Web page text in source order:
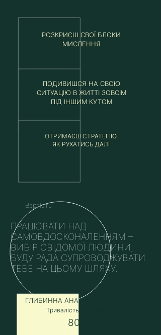
РОЗКРИЄШ СВОЇ БЛОКИ
МИСЛЕННЯ
ПОДИВИШСЯ НА СВОЮ
СИТУАЦІЮ В ЖИТТІ ЗОВСІМ
ПІД ІНШИМ КУТОМ
ОТРИМАЄШ СТРАТЕГІЮ,
ЯК РУХАТИСЬ ДАЛІ
Вартість
ПРАЦЮВАТИ НАД
САМОВДОСКОНАЛЕННЯМ –
ВИБІР СВІДОМОЇ ЛЮДИНИ,
БУДУ РАДА СУПРОВОДЖУВАТИ
ТЕБЕ НА ЦЬОМУ ШЛЯХУ.
ГЛИБИННА АНАЛІЗ МИСЛЕННЯ
800€
Тривалість: 60 хвилин